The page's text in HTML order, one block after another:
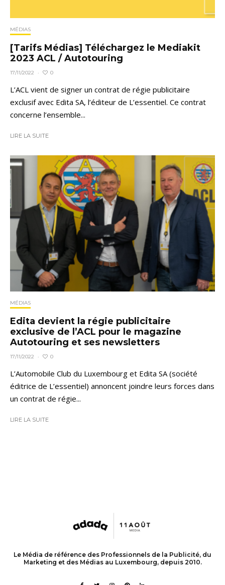
MÉDIAS
[Tarifs Médias] Téléchargez le Mediakit
2023 ACL / Autotouring
17/11/2022 · 0
L’ACL vient de signer un contrat de régie publicitaire
exclusif avec Edita SA, l’éditeur de L’essentiel. Ce contrat
concerne l’ensemble...
LIRE LA SUITE
MÉDIAS
Edita devient la régie publicitaire
exclusive de l’ACL pour le magazine
Autotouring et ses newsletters
17/11/2022 · 0
L’Automobile Club du Luxembourg et Edita SA (société
éditrice de L’essentiel) annoncent joindre leurs forces dans
un contrat de régie...
LIRE LA SUITE
Le Média de référence des Professionnels de la Publicité, du
Marketing et des Médias au Luxembourg, depuis 2010.